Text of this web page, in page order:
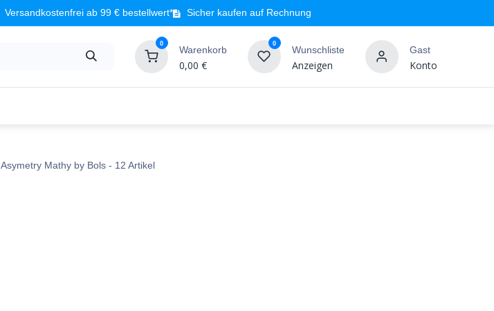
Versandkostenfrei ab 99 € bestellwert* Sicher kaufen auf Rechnung
0
Warenkorb
0,00 €
0
Wunschliste
Anzeigen
Gast
Konto
Asymetry Mathy by Bols- 12 Artikel